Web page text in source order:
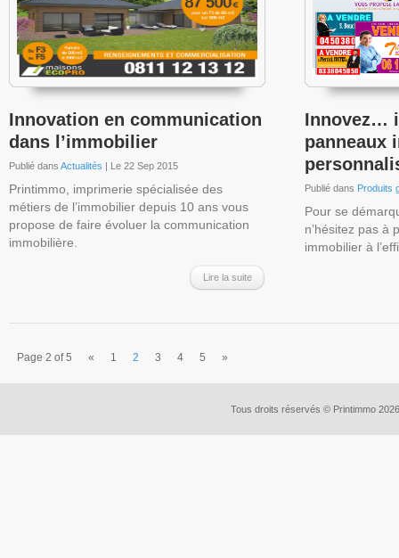
Innovation en communication
dans l’immobilier
Publié dans Actualités | Le 22 Sep 2015
Printimmo, imprimerie spécialisée des
métiers de l’immobilier depuis 10 ans vous
propose de faire évoluer la communication
immobilière.
Lire la suite
Innovez…
panneaux
Publié dans Produits
Pour se
n’hésitez pas à
immobilier à
Page 2 of 5 « 1 2 3 4 5 »
Tous droits réservés © Printimmo